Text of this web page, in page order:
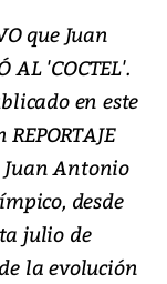
que Juan
'COCTEL'.
en este
Juan Antonio
desde
julio de
la evolución